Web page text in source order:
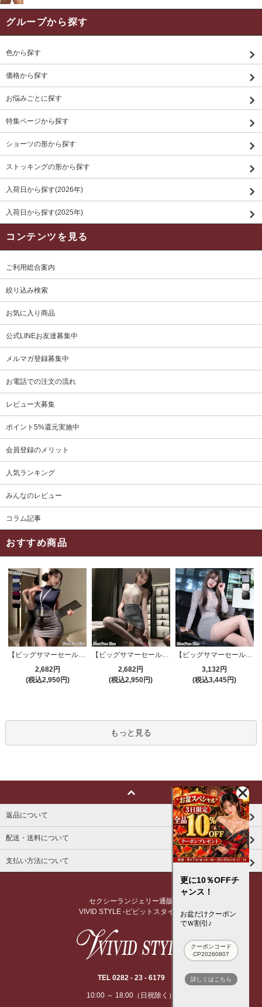
グループから探す
色から探す
価格から探す
お悩みごとに探す
特集ページから探す
ショーツの形から探す
ストッキングの形から探す
入荷日から探す(2026年)
入荷日から探す(2025年)
コンテンツを見る
ご利用総合案内
絞り込み検索
お気に入り商品
公式LINEお友達募集中
メルマガ登録募集中
お電話での注文の流れ
レビュー大募集
ポイント5%還元実施中
会員登録のメリット
人気ランキング
みんなのレビュー
コラム記事
おすすめ商品
【ビッグサマーセール対象品】セクシーコスプレ(SEXYCOSPLAY) 4421
2,682円
(税込2,950円)
【ビッグサマーセール対象品】セクシーコスプレ(SEXYCOSPLAY) 4191
2,682円
(税込2,950円)
【ビッグサマーセール対象品】セクシーコスプレ(SEXYCOSPLAY) 4173
3,132円
(税込3,445円)
もっと見る
返品について
配送・送料について
支払い方法について
セクシーランジェリー通販
VIVID STYLE -ビビットスタイル-
TEL 0282 - 23 - 6179
10:00 ～ 18:00（日祝除く）
更に10％OFFチ
ャンス！
お盆だけクーポン
でＷ割引♪
クーポンコード
CP20260807
詳しくはこちら